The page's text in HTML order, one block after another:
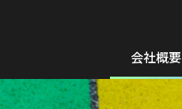
会社概要